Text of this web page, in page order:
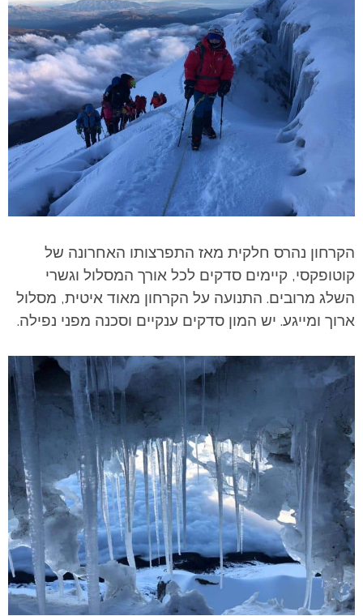
הקרחון נהרס חלקית מאז התפרצותו האחרונה של
קוטופקסי, קיימים סדקים לכל אורך המסלול וגשרי
השלג מרובים. התנועה על הקרחון מאוד איטית, מסלול
ארוך ומייגע. יש המון סדקים ענקיים וסכנה מפני נפילה.